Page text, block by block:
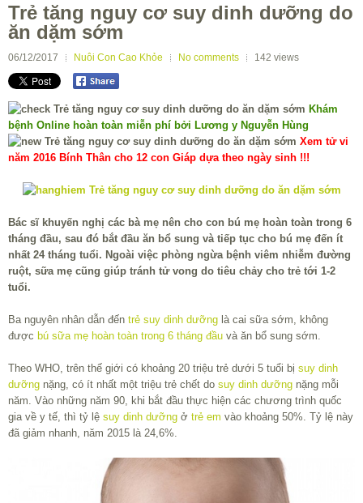
Trẻ tăng nguy cơ suy dinh dưỡng do
ăn dặm sớm
06/12/2017 Nuôi Con Cao Khỏe No comments 142 views
Khám
bệnh Online hoàn toàn miễn phí bởi Lương y Nguyễn Hùng
Xem tử vi
năm 2016 Bính Thân cho 12 con Giáp dựa theo ngày sinh !!!
Bác sĩ khuyến nghị các bà mẹ nên cho con bú mẹ hoàn toàn trong 6
tháng đầu, sau đó bắt đầu ăn bổ sung và tiếp tục cho bú mẹ đến ít
nhất 24 tháng tuổi. Ngoài việc phòng ngừa bệnh viêm nhiễm đường
ruột, sữa mẹ cũng giúp tránh tử vong do tiêu chảy cho trẻ tới 1-2
tuổi.
Ba nguyên nhân dẫn đến trẻ suy dinh dưỡng là cai sữa sớm, không
được bú sữa mẹ hoàn toàn trong 6 tháng đầu và ăn bổ sung sớm.
Theo WHO, trên thế giới có khoảng 20 triệu trẻ dưới 5 tuổi bị suy dinh
dưỡng nặng, có ít nhất một triệu trẻ chết do suy dinh dưỡng nặng mỗi
năm. Vào những năm 90, khi bắt đầu thực hiện các chương trình quốc
gia về y tế, thì tỷ lệ suy dinh dưỡng ở trẻ em vào khoảng 50%. Tỷ lệ này
đã giảm nhanh, năm 2015 là 24,6%.